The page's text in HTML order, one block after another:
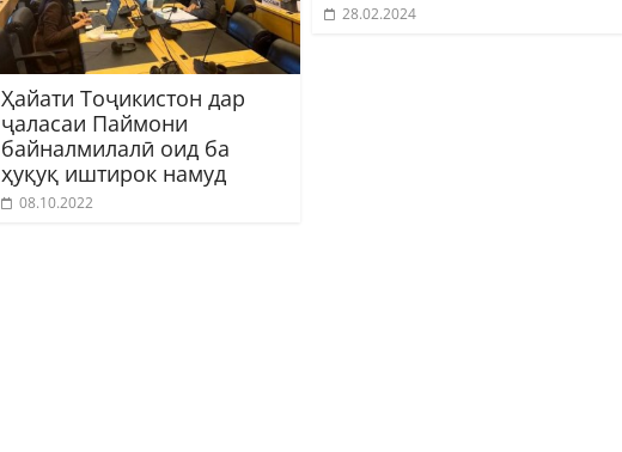
Ҳайати Тоҷикистон дар
ҷаласаи Паймони
байналмилалӣ оид ба
ҳуқуқ иштирок намуд
08.10.2022
28.02.2024